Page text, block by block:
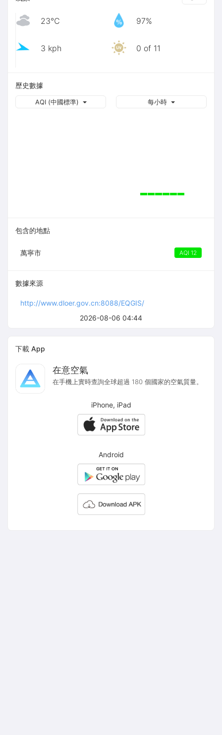
2026-08-06 04:44
23℃ 97%
3 kph 0 of 11
歷史數據
每小時
AQI (中國標準)
包含的地點
萬寧市 AQI 12
數據來源
http://www.dloer.gov.cn:8088/EQGIS/
下載 App
在意空氣
在手機上實時查詢全球超過 180 個國家的空氣質量。
iPhone, iPad
Android